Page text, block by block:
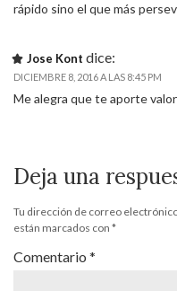
rápido sino el que más
Jose Kont dice:
DICIEMBRE 8, 2016 A LAS 8:45 PM
Me alegra que te aporte
Deja una
Tu dirección de correo
están marcados con *
Comentario *